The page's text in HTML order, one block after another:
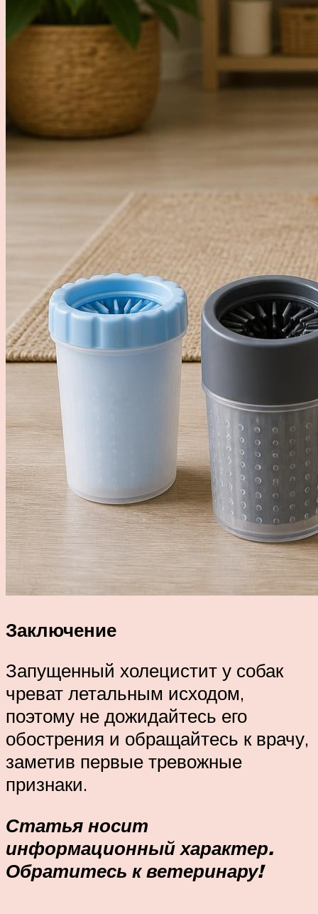
Заключение
Запущенный холецистит у собак
чреват летальным исходом,
поэтому не дожидайтесь его
обострения и обращайтесь к врачу,
заметив первые тревожные
признаки.
Статья носит
информационный характер.
Обратитесь к ветеринару!